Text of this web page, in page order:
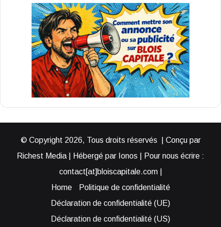
© Copyright 2026, Tous droits réservés | Conçu par
Richest Media | Hébergé par Ionos | Pour nous écrire :
contact[at]bloiscapitale.com |
Home
Politique de confidentialité
Déclaration de confidentialité (UE)
Déclaration de confidentialité (US)